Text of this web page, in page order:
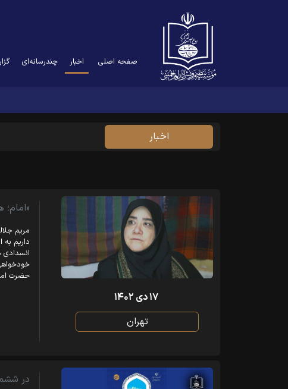
صفحه اصلی اخبار چندرسانه‌ای
اخبار
۱۷ دی ۱۴۰۲
تهران
مریم
داریم
حضرت
در